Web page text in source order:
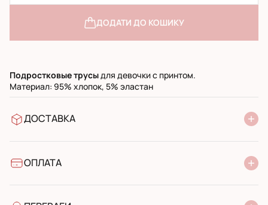
ДОДАТИ ДО КОШИКУ
Подростковыетрусыдля девочки с принтом.
Материал: 95% хлопок, 5% эластан
ДОСТАВКА
УкрПошта стандарт
ОПЛАТА
Банківський переказ